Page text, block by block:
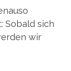
Sobald sich
wir